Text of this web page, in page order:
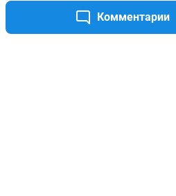
Комментарии